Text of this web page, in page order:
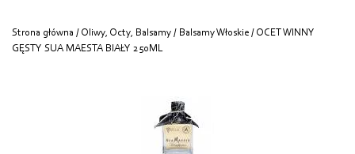
Strona główna / Oliwy, Octy, Balsamy / Balsamy Włoskie / OCET WINNY
GĘSTY SUA MAESTA BIAŁY 250ML